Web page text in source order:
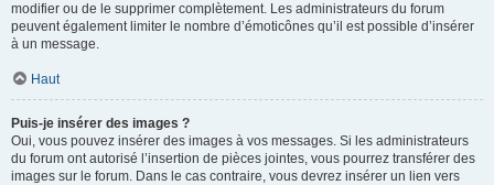
modifier ou de le supprimer complètement. Les administrateurs du forum
peuvent également limiter le nombre d’émoticônes qu’il est possible d’insérer
à un message.
Haut
Puis-je insérer des images ?
Oui, vous pouvez insérer des images à vos messages. Si les administrateurs
du forum ont autorisé l’insertion de pièces jointes, vous pourrez transférer des
images sur le forum. Dans le cas contraire, vous devrez insérer un lien vers